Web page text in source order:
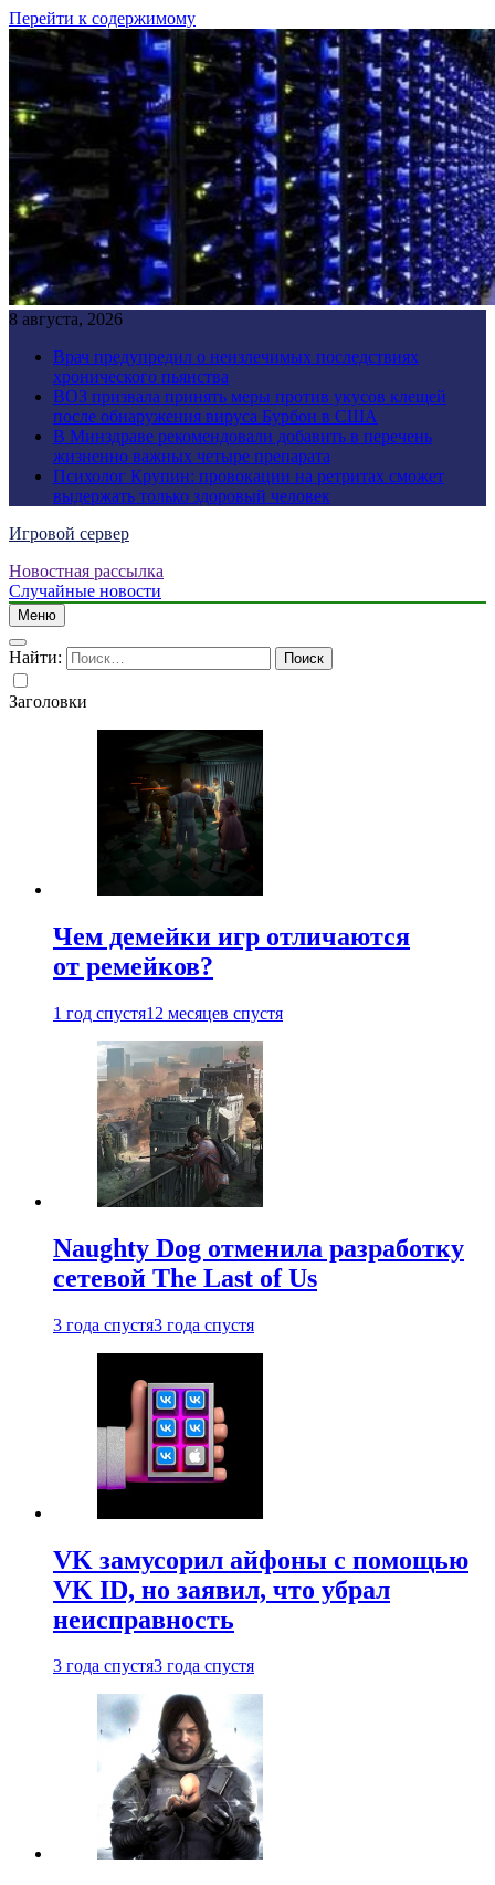
Перейти к содержимому
8 августа, 2026
Врач предупредил о неизлечимых последствиях
хронического пьянства
ВОЗ призвала принять меры против укусов клещей
после обнаружения вируса Бурбон в США
В Минздраве рекомендовали добавить в перечень
жизненно важных четыре препарата
Психолог Крупин: провокации на ретритах сможет
выдержать только здоровый человек
Игровой сервер
Новостная рассылка
Случайные новости
Меню
Найти:
Заголовки
Чем демейки игр отличаются
от ремейков?
1 год спустя12 месяцев спустя
Naughty Dog отменила разработку
сетевой The Last of Us
3 года спустя3 года спустя
VK замусорил айфоны с помощью
VK ID, но заявил, что убрал
неисправность
3 года спустя3 года спустя